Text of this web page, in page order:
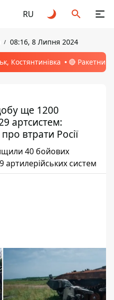
RU
08:16, 8 Липня 2024
Костянтинівка 🔴 Ракетний
ще 1200
артсистем:
втрати Росії
40 бойових
систем